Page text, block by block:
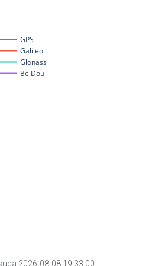
2026-08-08 19:33:00